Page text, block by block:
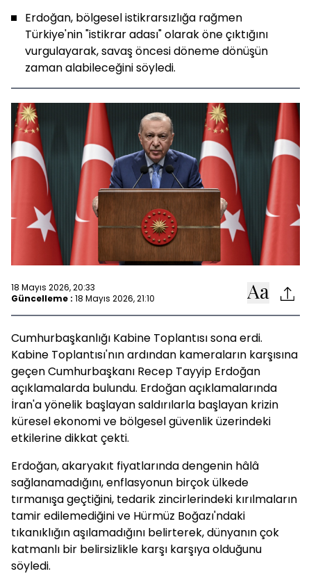
Erdoğan, bölgesel istikrarsızlığa rağmen
Türkiye'nin "istikrar adası" olarak öne çıktığını
vurgulayarak, savaş öncesi döneme dönüşün
zaman alabileceğini söyledi.
18 Mayıs 2026, 20:33
Güncelleme : 18 Mayıs 2026, 21:10
Cumhurbaşkanlığı Kabine Toplantısı sona erdi.
Kabine Toplantısı'nın ardından kameraların karşısına
geçen Cumhurbaşkanı Recep Tayyip Erdoğan
açıklamalarda bulundu. Erdoğan açıklamalarında
İran'a yönelik başlayan saldırılarla başlayan krizin
küresel ekonomi ve bölgesel güvenlik üzerindeki
etkilerine dikkat çekti.
Erdoğan, akaryakıt fiyatlarında dengenin hâlâ
sağlanamadığını, enflasyonun birçok ülkede
tırmanışa geçtiğini, tedarik zincirlerindeki kırılmaların
tamir edilemediğini ve Hürmüz Boğazı'ndaki
tıkanıklığın aşılamadığını belirterek, dünyanın çok
katmanlı bir belirsizlikle karşı karşıya olduğunu
söyledi.